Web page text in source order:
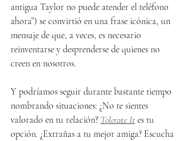
antigua Taylor no puede atender el teléfono
ahora”) se convirtió en una frase icónica, un
mensaje de que, a veces, es necesario
reinventarse y desprenderse de quienes no
creen en nosotros.
Y podríamos seguir durante bastante tiempo
nombrando situaciones: ¿No te sientes
valorado en tu relación? Tolerate It es tu
opción. ¿Extrañas a tu mejor amiga? Escucha